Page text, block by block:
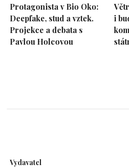
Protagonista v Bio Oko:
Deepfake, stud a vztek.
Projekce a debata s
Pavlou Holcovou
i
Vydavatel